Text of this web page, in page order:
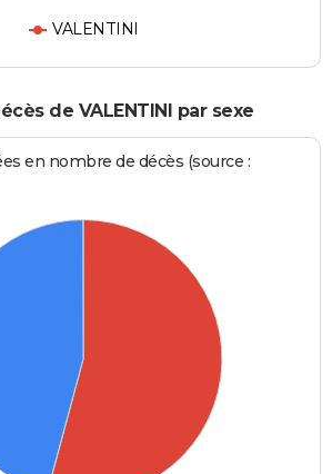
VALENTINI
de VALENTINI par sexe
en nombre de décès (source :